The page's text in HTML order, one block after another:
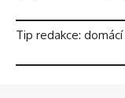
Tip redakce: domácí